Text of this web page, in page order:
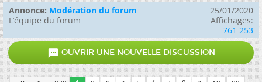
Annonce: Modération du forum
L’équipe du forum
25/01/2020
Affichages:
761 253
 OUVRIR UNE NOUVELLE DISCUSSION